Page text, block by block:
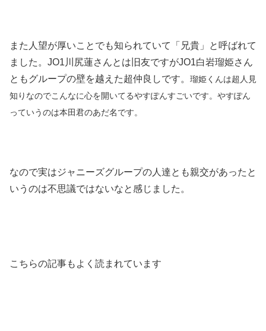
また人望が厚いことでも知られていて「兄貴」と呼ばれて
ました。JO1川尻蓮さんとは旧友ですがJO1白岩瑠姫さん
ともグループの壁を越えた超仲良しです。 瑠姫くんは超人見
知りなのでこんなに心を開いてるやすぽんすごいです。やすぽん
っていうのは本田君のあだ名です。
なので実はジャニーズグループの人達とも親交があったと
いうのは不思議ではないなと感じました。
こちらの記事もよく読まれています